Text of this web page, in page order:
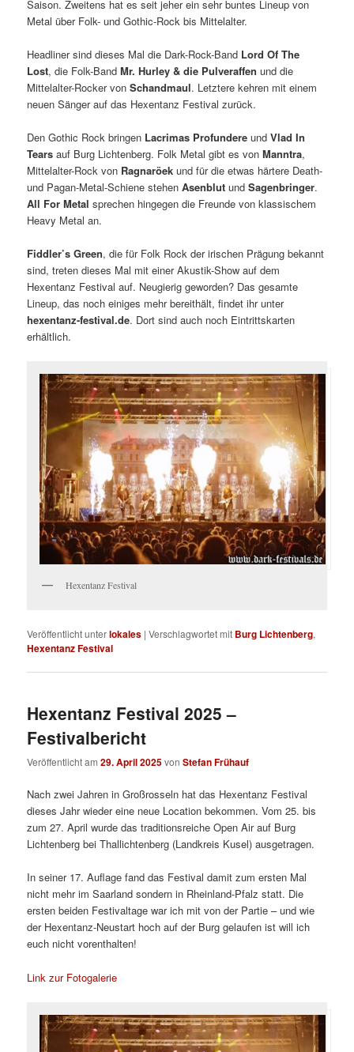
Saison. Zweitens hat es seit jeher ein sehr buntes Lineup von
Metal über Folk- und Gothic-Rock bis Mittelalter.
Headliner sind dieses Mal die Dark-Rock-Band Lord Of The
Lost, die Folk-BandMr. Hurley & die Pulveraffen und die
Mittelalter-Rocker vonSchandmaul. Letztere kehren mit einem
neuen Sänger auf das Hexentanz Festival zurück.
Den Gothic Rock bringen Lacrimas Profundere undVlad In
Tears auf Burg Lichtenberg. Folk Metal gibt es vonManntra,
Mittelalter-Rock von Ragnaröek und für die etwas härtere Death-
und Pagan-Metal-Schiene stehenAsenblut undSagenbringer.
All For Metal sprechen hingegen die Freunde von klassischem
Heavy Metal an.
Fiddler’s Green, die für Folk Rock der irischen Prägung bekannt
sind, treten dieses Mal mit einer Akustik-Show auf dem
Hexentanz Festival auf. Neugierig geworden? Das gesamte
Lineup, das noch einiges mehr bereithält, findet ihr unter
hexentanz-festival.de. Dort sind auch noch Eintrittskarten
erhältlich.
Hexentanz Festival
Veröffentlicht unterlokales |Verschlagwortet mit Burg Lichtenberg,
Hexentanz Festival
Hexentanz Festival 2025 –
Festivalbericht
Veröffentlicht am29. April 2025vonStefan Frühauf
Nach zwei Jahren in Großrosseln hat das Hexentanz Festival
dieses Jahr wieder eine neue Location bekommen. Vom 25. bis
zum 27. April wurde das traditionsreiche Open Air auf Burg
Lichtenberg bei Thallichtenberg (Landkreis Kusel) ausgetragen.
In seiner 17. Auflage fand das Festival damit zum ersten Mal
nicht mehr im Saarland sondern in Rheinland-Pfalz statt. Die
ersten beiden Festivaltage war ich mit von der Partie – und wie
der Hexentanz-Neustart hoch auf der Burg gelaufen ist will ich
euch nicht vorenthalten!
Link zur Fotogalerie